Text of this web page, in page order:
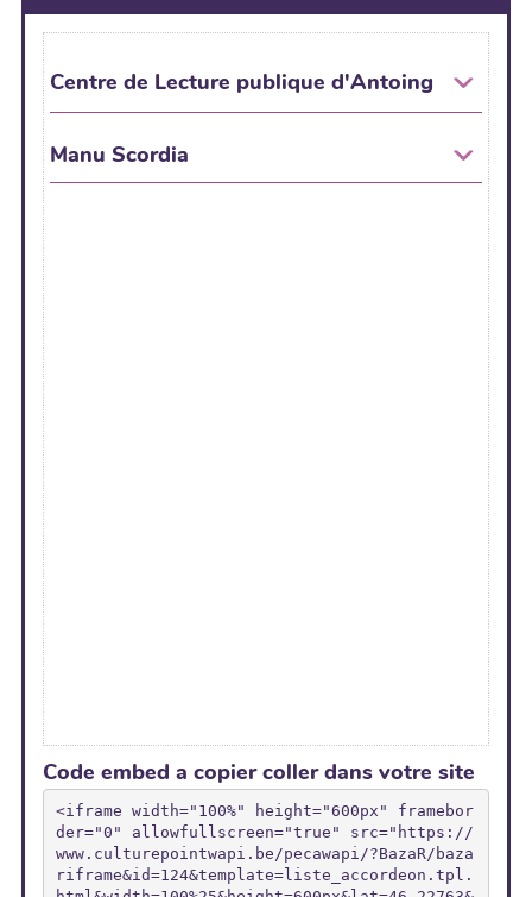
Code embed a copier coller dans votre site
<iframe width="100%" height="600px" framebor
der="0" allowfullscreen="true" src="https://
www.culturepointwapi.be/pecawapi/?BazaR/baza
riframe&id=124&template=liste_accordeon.tpl.